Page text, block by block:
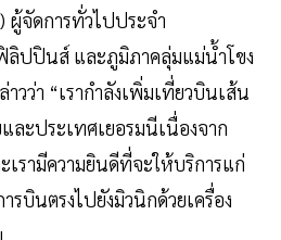
ผู้จัดการทั่วไปประจำ
ลิปปินส์ และภูมิภาคลุ่มแม่น้ำโขง
ว่า “เรากำลังเพิ่มเที่ยวบินเส้น
ละประเทศเยอรมนีเนื่องจาก
เรามีความยินดีที่จะให้บริการแก่
รบินตรงไปยังมิวนิกด้วยเครื่อง